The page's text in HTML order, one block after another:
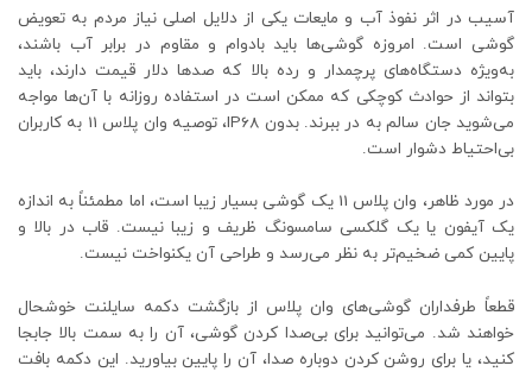
آسیب در اثر نفوذ آب و مایعات یکی از دلایل اصلی نیاز مردم به تعویض
گوشی است. امروزه گوشی‌ها باید بادوام و مقاوم در برابر آب باشند،
به‌ویژه دستگاه‌های پرچمدار و رده بالا که صدها دلار قیمت دارند، باید
بتواند از حوادث کوچکی که ممکن است در استفاده روزانه با آن‌ها مواجه
می‌شوید جان سالم به در ببرند. بدون IP68، توصیه وان پلاس 11 به کاربران
بی‌احتیاط دشوار است.
در مورد ظاهر، وان پلاس 11 یک گوشی بسیار زیبا است، اما مطمئناً به اندازه
یک آیفون یا یک گلکسی سامسونگ ظریف و زیبا نیست. قاب در بالا و
پایین کمی ضخیم‌تر به نظر می‌رسد و طراحی آن یکنواخت نیست.
قطعاً طرفداران گوشی‌های وان پلاس از بازگشت دکمه سایلنت خوشحال
خواهند شد. می‌توانید برای بی‌صدا کردن گوشی، آن را به سمت بالا جابجا
کنید، یا برای روشن کردن دوباره صدا، آن را پایین بیاورید. این دکمه بافت